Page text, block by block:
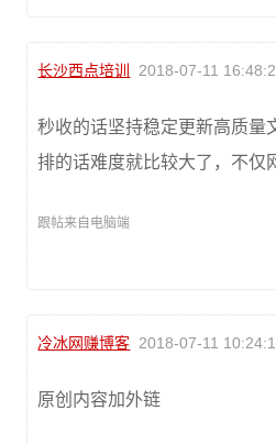
长沙西点培训 2018-07-11
秒收的话坚持稳定更新高质量
排的话难度就比较大了，不仅
跟帖来自电脑端
冷冰网赚博客 2018-07-11
原创内容加外链